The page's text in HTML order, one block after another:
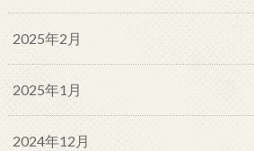
2025年2月
2025年1月
2024年12月